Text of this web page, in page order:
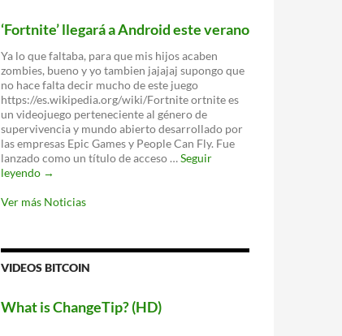
es
oficial:
un
nuevo
protocolo
para
proteger
tu
WiFi
‘Fortnite’ llegará a Android este verano
Ya lo que faltaba, para que mis hijos acaben
zombies, bueno y yo tambien jajajaj supongo que
no hace falta decir mucho de este juego
https://es.wikipedia.org/wiki/Fortnite ortnite es
un videojuego perteneciente al género de
supervivencia y mundo abierto desarrollado por
las empresas Epic Games y People Can Fly. Fue
lanzado como un título de acceso …Seguir
leyendo ‘Fortnite’
a
→
Ver más Noticias
VIDEOS BITCOIN
What is ChangeTip? (HD)